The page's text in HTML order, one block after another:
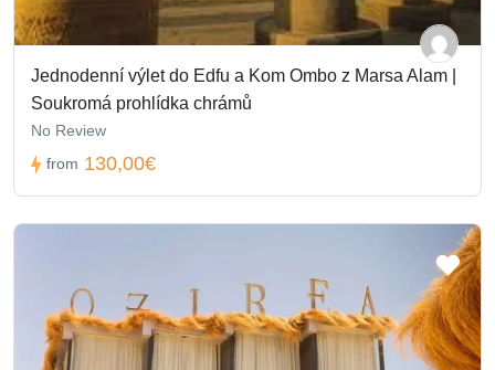
Jednodenní výlet do Edfu a Kom Ombo z Marsa Alam |
Soukromá prohlídka chrámů
No Review
from 130,00€